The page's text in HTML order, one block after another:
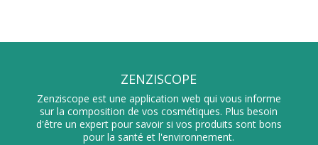
ZENZISCOPE
Zenziscope est une application web qui vous informe
sur la composition de vos cosmétiques. Plus besoin
d'être un expert pour savoir si vos produits sont bons
pour la santé et l'environnement.